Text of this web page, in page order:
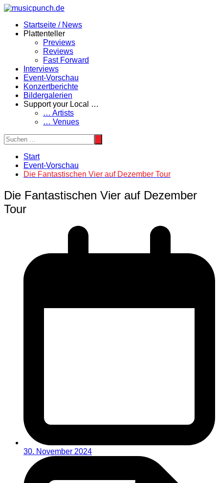
Zum
springenStartseite / News
Plattenteller
Previews
Reviews
Fast Forward
Interviews
Event-Vorschau
Konzertberichte
Bildergalerien
Support your Local …
… Artists
… Venues
Start
Event-Vorschau
Die Fantastischen Vier auf Dezember Tour
Die Fantastischen Vier auf Dezember
Tour
30. November 2024